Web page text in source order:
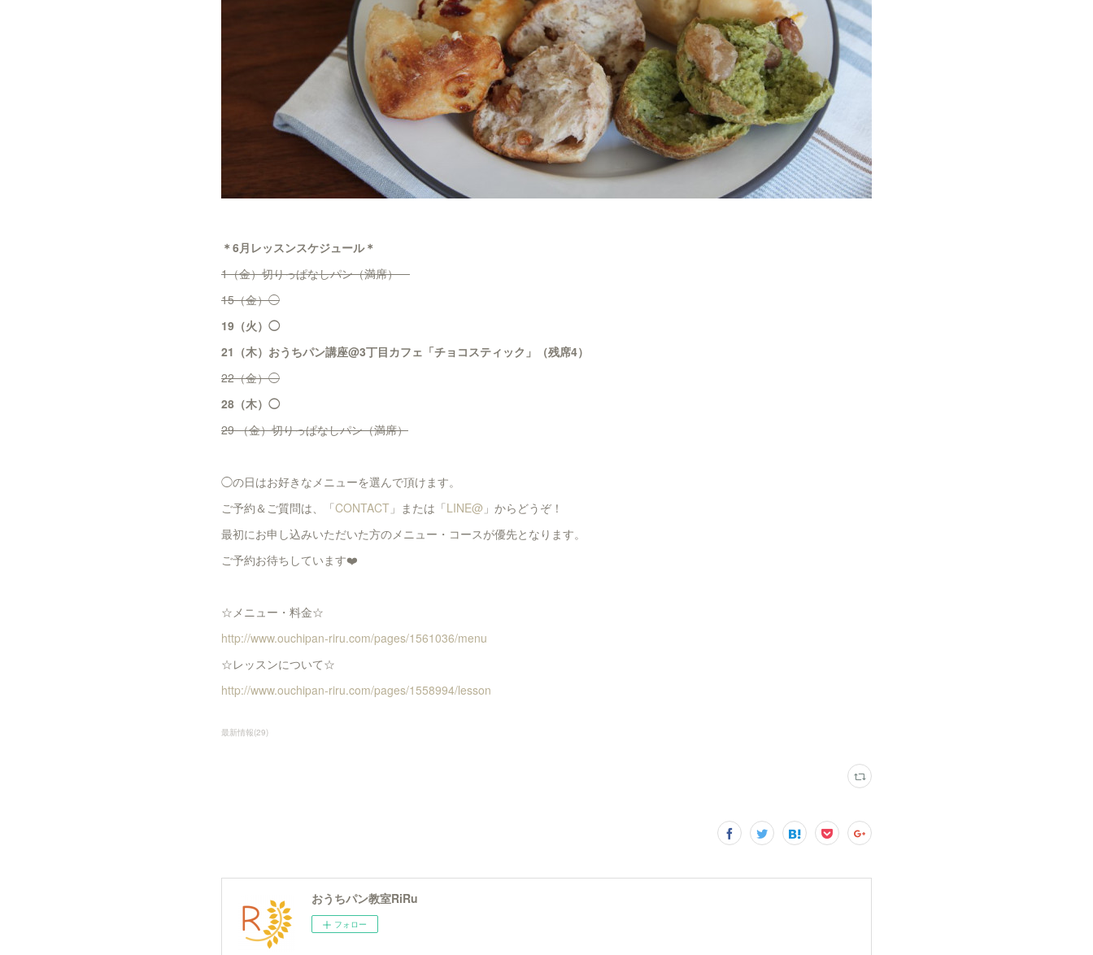
＊6月レッスンスケジュール＊
1（金）切りっぱなしパン（満席）
15（金）◯
19（火）◯
21（木）おうちパン講座@3丁目カフェ「チョコスティック」（残席4）
22（金）◯
28（木）◯
29 （金）切りっぱなしパン（満席）
◯の日はお好きなメニューを選んで頂けます。
ご予約＆ご質問は、「CONTACT 」または「LINE@ 」からどうぞ！
最初にお申し込みいただいた方のメニュー・コースが優先となります。
ご予約お待ちしています❤️
☆メニュー・料金☆
http://www.ouchipan-riru.com/pages/1561036/menu
☆レッスンについて☆
http://www.ouchipan-riru.com/pages/1558994/lesson
最新情報(29)
おうちパン教室RiRu
フォロー